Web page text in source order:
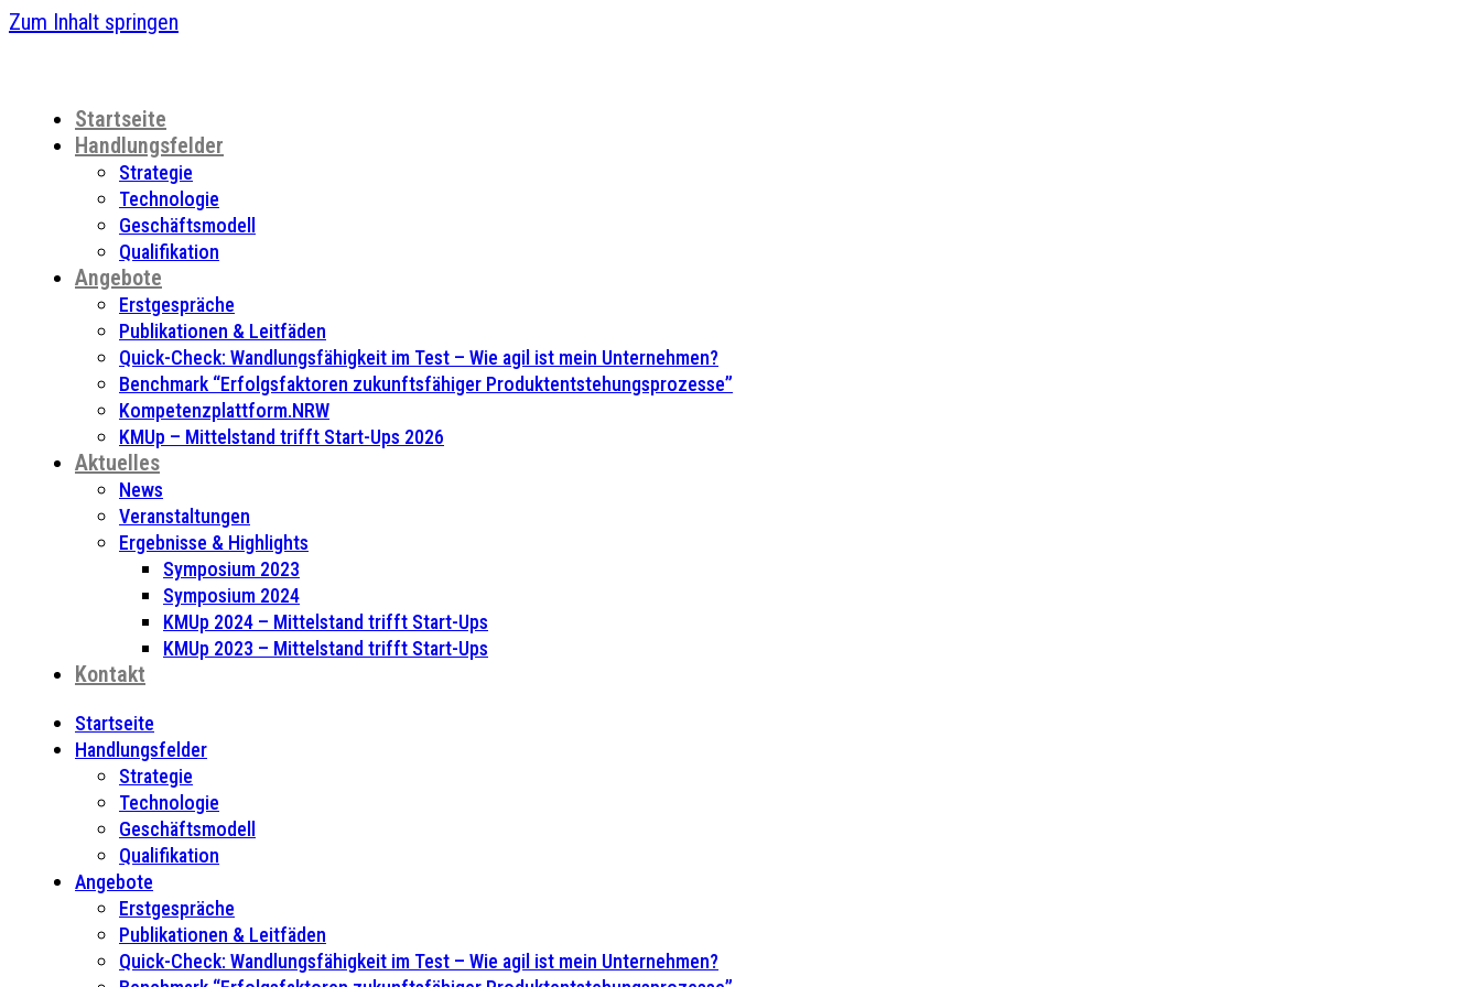
Zum Inhalt springen
Startseite
Handlungsfelder
Strategie
Technologie
Geschäftsmodell
Qualifikation
Angebote
Erstgespräche
Publikationen & Leitfäden
Quick-Check: Wandlungsfähigkeit im Test – Wie agil ist mein Unternehmen?
Benchmark “Erfolgsfaktoren zukunftsfähiger Produktentstehungsprozesse”
Kompetenzplattform.NRW
KMUp – Mittelstand trifft Start-Ups 2026
Aktuelles
News
Veranstaltungen
Ergebnisse & Highlights
Symposium 2023
Symposium 2024
KMUp 2024 – Mittelstand trifft Start-Ups
KMUp 2023 – Mittelstand trifft Start-Ups
Kontakt
Startseite
Handlungsfelder
Strategie
Technologie
Geschäftsmodell
Qualifikation
Angebote
Erstgespräche
Publikationen & Leitfäden
Quick-Check: Wandlungsfähigkeit im Test – Wie agil ist mein Unternehmen?